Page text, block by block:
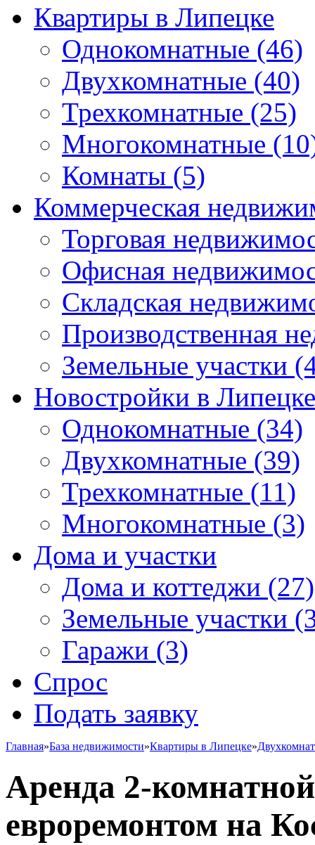
Квартиры в Липецке
Однокомнатные (46)
Двухкомнатные (40)
Трехкомнатные (25)
Многокомнатные
Комнаты (5)
Коммерческая
Торговая
Офисная
Складская
Производственная
Земельные участки
Новостройки в Липецке
Однокомнатные (34)
Двухкомнатные (39)
Трехкомнатные (11)
Многокомнатные (3)
Дома и участки
Дома и коттеджи (27)
Земельные участки
Гаражи (3)
Спрос
Подать заявку
Главная»База недвижимости»Квартиры в Липецке»
Аренда 2-
евроремонтом на